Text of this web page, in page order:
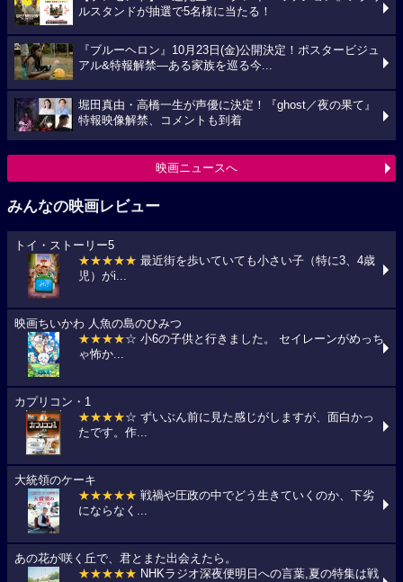
ルスタンドが抽選で5名様に当たる！
『ブルーヘロン』10月23日(金)公開決定！ポスタービジュ
アル&特報解禁―ある家族を巡る今...
堀田真由・高橋一生が声優に決定！『ghost／夜の果て』
特報映像解禁、コメントも到着
映画ニュースへ
みんなの映画レビュー
トイ・ストーリー5
★★★★★ 最近街を歩いていても小さい子（特に3、4歳
児）がi...
映画ちいかわ 人魚の島のひみつ
★★★★☆ 小6の子供と行きました。 セイレーンがめっち
ゃ怖か...
カプリコン・1
★★★★☆ ずいぶん前に見た感じがしますが、面白かっ
たです。作...
大統領のケーキ
★★★★★ 戦禍や圧政の中でどう生きていくのか、下劣
にならなく...
あの花が咲く丘で、君とまた出会えたら。
★★★★★ NHKラジオ深夜便明日への言葉,夏の特集は戦